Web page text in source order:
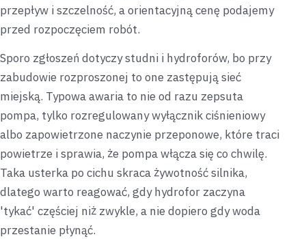
przepływ i szczelność, a orientacyjną cenę podajemy
przed rozpoczęciem robót.
Sporo zgłoszeń dotyczy studni i hydroforów, bo przy
zabudowie rozproszonej to one zastępują sieć
miejską. Typowa awaria to nie od razu zepsuta
pompa, tylko rozregulowany wyłącznik ciśnieniowy
albo zapowietrzone naczynie przeponowe, które traci
powietrze i sprawia, że pompa włącza się co chwilę.
Taka usterka po cichu skraca żywotność silnika,
dlatego warto reagować, gdy hydrofor zaczyna
'tykać' częściej niż zwykle, a nie dopiero gdy woda
przestanie płynąć.